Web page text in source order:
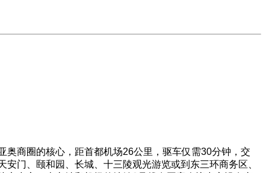
奥商圈的核心，距首都机场26公里，驱车仅需30分钟，交
安门、颐和园、长城、十三陵观光游览或到东三环商务区、